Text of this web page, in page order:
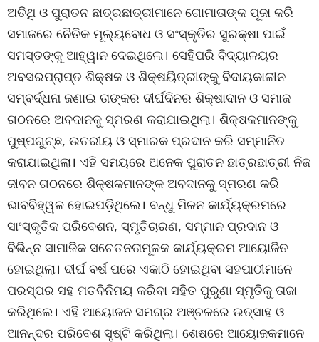
ଅତିଥି ଓ ପୁରାତନ ଛାତ୍ରଛାତ୍ରୀମାନେ ଗୋମାତାଙ୍କ ପୂଜା କରି
ସମାଜରେ ନୈତିକ ମୂଲ୍ୟବୋଧ ଓ ସଂସ୍କୃତିର ସୁରକ୍ଷା ପାଇଁ
ସମସ୍ତଙ୍କୁ ଆହ୍ୱାନ ଦେଇଥିଲେ। ସେହିପରି ବିଦ୍ୟାଳୟର
ଅବସରପ୍ରାପ୍ତ ଶିକ୍ଷକ ଓ ଶିକ୍ଷୟିତ୍ରୀଙ୍କୁ ବିଦାୟକାଳୀନ
ସମ୍ବର୍ଦ୍ଧନା ଜଣାଇ ତାଙ୍କର ଦୀର୍ଘଦିନର ଶିକ୍ଷାଦାନ ଓ ସମାଜ
ଗଠନରେ ଅବଦାନକୁ ସ୍ମରଣ କରାଯାଇଥିଲା। ଶିକ୍ଷକମାନଙ୍କୁ
ପୁଷ୍ପଗୁଚ୍ଛ, ଉତରୀୟ ଓ ସ୍ମାରକ ପ୍ରଦାନ କରି ସମ୍ମାନିତ
କରାଯାଇଥିଲା। ଏହି ସମୟରେ ଅନେକ ପୁରାତନ ଛାତ୍ରଛାତ୍ରୀ ନିଜ
ଜୀବନ ଗଠନରେ ଶିକ୍ଷକମାନଙ୍କ ଅବଦାନକୁ ସ୍ମରଣ କରି
ଭାବବିହ୍ୱଳ ହୋଇପଡ଼ିଥିଲେ। ବନ୍ଧୁ ମିଳନ କାର୍ଯ୍ୟକ୍ରମରେ
ସାଂସ୍କୃତିକ ପରିବେଶନ, ସ୍ମୃତିଚାରଣ, ସମ୍ମାନ ପ୍ରଦାନ ଓ
ବିଭିନ୍ନ ସାମାଜିକ ସଚେତନତାମୂଳକ କାର୍ଯ୍ୟକ୍ରମ ଆୟୋଜିତ
ହୋଇଥିଲା। ଦୀର୍ଘ ବର୍ଷ ପରେ ଏକାଠି ହୋଇଥିବା ସହପାଠୀମାନେ
ପରସ୍ପର ସହ ମତବିନିମୟ କରିବା ସହିତ ପୁରୁଣା ସ୍ମୃତିକୁ ତାଜା
କରିଥିଲେ। ଏହି ଆୟୋଜନ ସମଗ୍ର ଅଞ୍ଚଳରେ ଉତ୍ସାହ ଓ
ଆନନ୍ଦର ପରିବେଶ ସୃଷ୍ଟି କରିଥିଲା। ଶେଷରେ ଆୟୋଜକମାନେ